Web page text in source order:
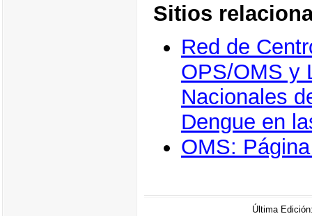
Sitios
Red de
OPS/OMS y
Nacionales
Dengue en
OMS:
Última